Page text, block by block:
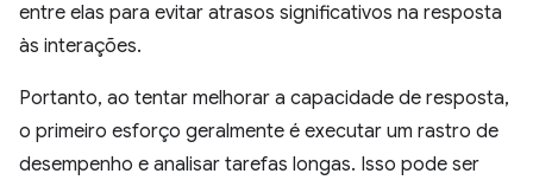
entre elas para evitar atrasos significativos na resposta
às interações.
Portanto, ao tentar melhorar a capacidade de resposta,
o primeiro esforço geralmente é executar um rastro de
desempenho e analisar tarefas longas. Isso pode ser